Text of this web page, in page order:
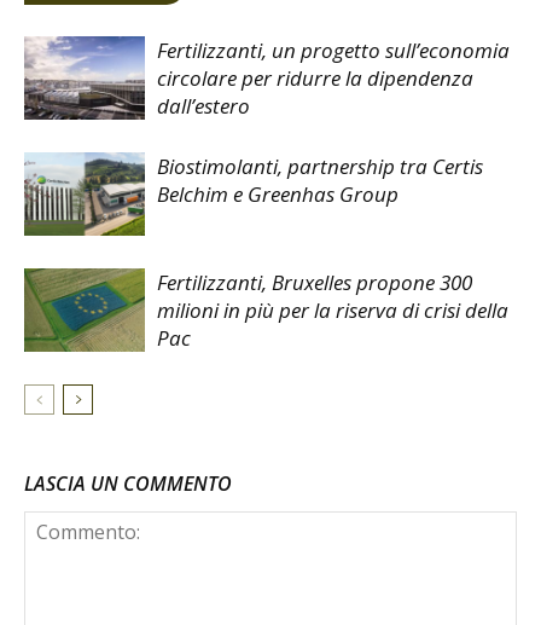
Fertilizzanti, un progetto sull’economia
circolare per ridurre la dipendenza
dall’estero
Biostimolanti, partnership tra Certis
Belchim e Greenhas Group
Fertilizzanti, Bruxelles propone 300
milioni in più per la riserva di crisi della
Pac
LASCIA UN COMMENTO